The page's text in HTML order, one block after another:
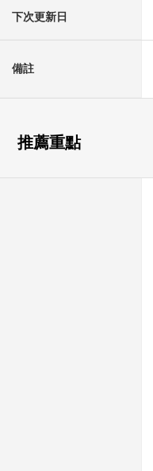
下次更新日
備註
推薦重點